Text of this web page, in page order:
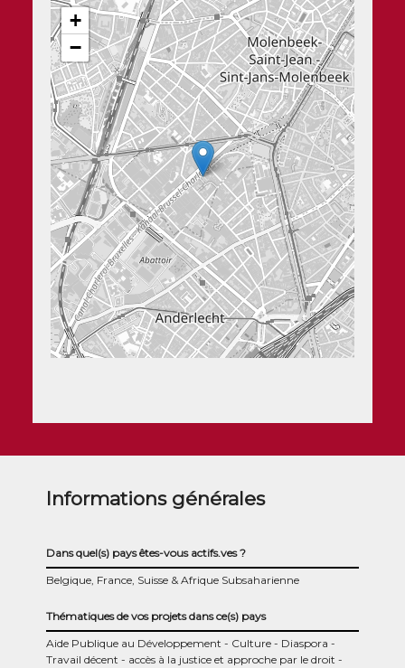
+
−
Informations générales
Dans quel(s) pays êtes-vous actifs.ves ?
Belgique, France, Suisse & Afrique Subsaharienne
Thématiques de vos projets dans ce(s) pays
Aide Publique au Développement Culture
Diaspora
Travail décent
accès à la justice et approche par le droit